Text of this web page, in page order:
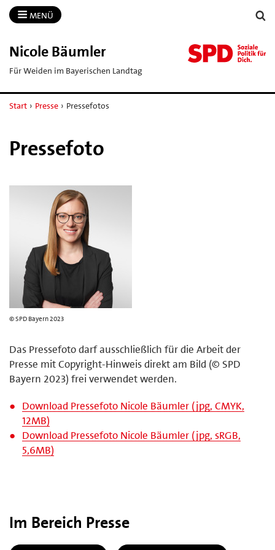
MENÜ
Nicole Bäumler
Für Weiden im Bayerischen Landtag
Start › Presse › Pressefotos
Pressefoto
© SPD Bayern 2023
Das Pressefoto darf ausschließlich für die Arbeit der
Presse mit Copyright-Hinweis direkt am Bild (© SPD
Bayern 2023) frei verwendet werden.
Download Pressefoto Nicole Bäumler (jpg, CMYK,
12MB)
Download Pressefoto Nicole Bäumler (jpg, sRGB,
5,6MB)
Im Bereich Presse